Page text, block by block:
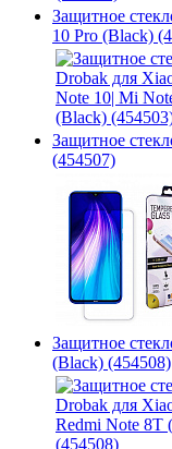
Защитное
10 Pro (Black)
Защитное
(454507)
Защитное
(Black) (454508)